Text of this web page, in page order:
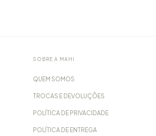
SOBRE A MAHI
QUEM SOMOS
TROCAS E DEVOLUÇÕES
POLÍTICA DE PRIVACIDADE
POLÍTICA DE ENTREGA